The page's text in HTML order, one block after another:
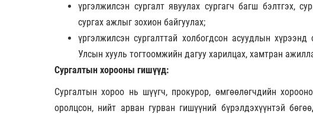
үргэлжилсэн сургалт явуулах сургагч багш бэлтгэх,
сургах ажлыг зохион байгуулах;
үргэлжилсэн сургалттай холбогдсон асуудлын
Улсын хууль тогтоомжийн дагуу харилцах, хамтран
Сургалтын хорооны гишүүд:
Сургалтын хороо нь шүүгч, прокурор, өмгөөлөгчдийн
оролцсон, нийт арван гурван гишүүний бүрэлдэхүүнтэй